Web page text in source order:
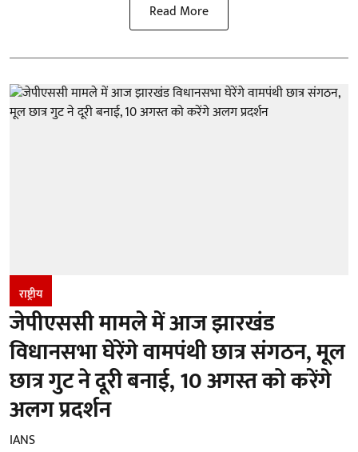
Read More
राष्ट्रीय
जेपीएससी मामले में आज झारखंड
विधानसभा घेरेंगे वामपंथी छात्र संगठन, मूल
छात्र गुट ने दूरी बनाई, 10 अगस्त को करेंगे
अलग प्रदर्शन
IANS